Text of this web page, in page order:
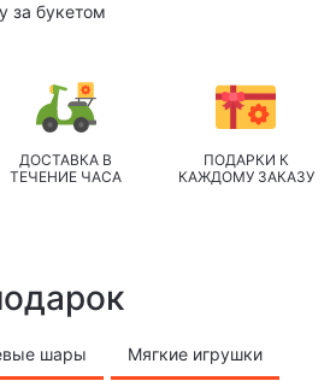
за букетом
ДОСТАВКА В
ТЕЧЕНИЕ ЧАСА
ПОДАРКИ К
КАЖДОМУ ЗАКАЗУ
шары Мягкие игрушки